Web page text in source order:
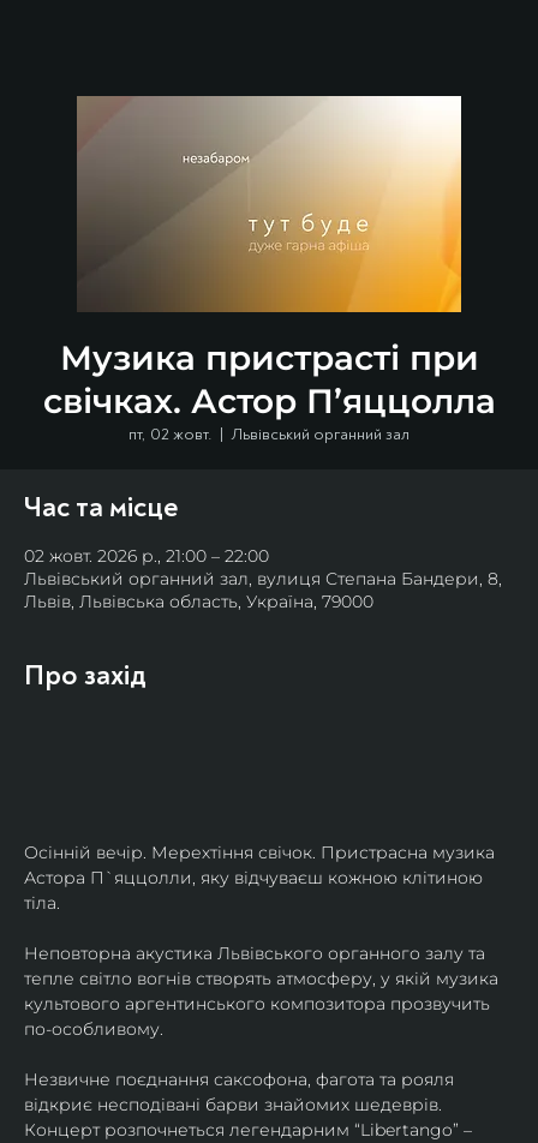
Музика пристрасті при
свічках. Астор П’яццолла
пт, 02 жовт.
  |
Львівський органний зал
Час та місце
02 жовт. 2026 р., 21:00 – 22:00
Львівський органний зал, вулиця Степана Бандери, 8,
Львів, Львівська область, Україна, 79000
Про захід
Осінній вечір. Мерехтіння свічок. Пристрасна музика
Астора П`яццолли, яку відчуваєш кожною клітиною
тіла.
Неповторна акустика Львівського органного залу та
тепле світло вогнів створять атмосферу, у якій музика
культового аргентинського композитора прозвучить
по-особливому.
Незвичне поєднання саксофона, фагота та рояля
відкриє несподівані барви знайомих шедеврів.
Концерт розпочнеться легендарним “Libertango” –